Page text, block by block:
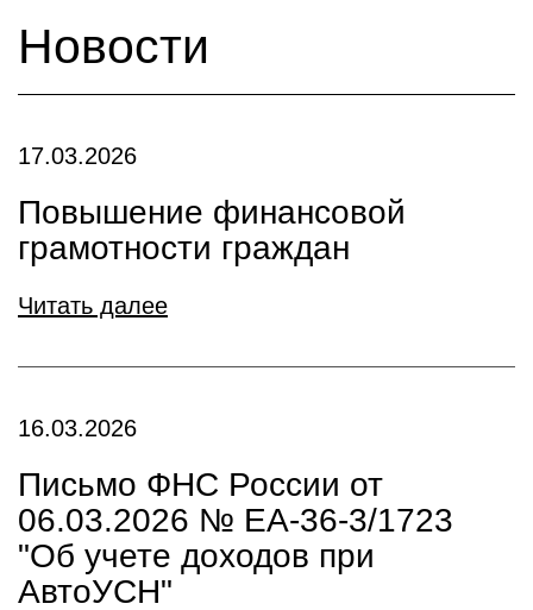
Новости
17.03.2026
Повышение финансовой
грамотности граждан
Читать далее
16.03.2026
Письмо ФНС России от
06.03.2026 № ЕА-36-3/1723
"Об учете доходов при
АвтоУСН"